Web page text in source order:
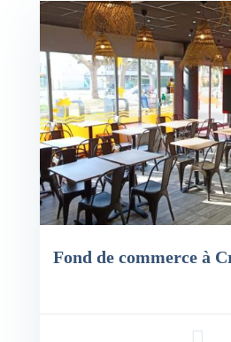
Fond de commerce à